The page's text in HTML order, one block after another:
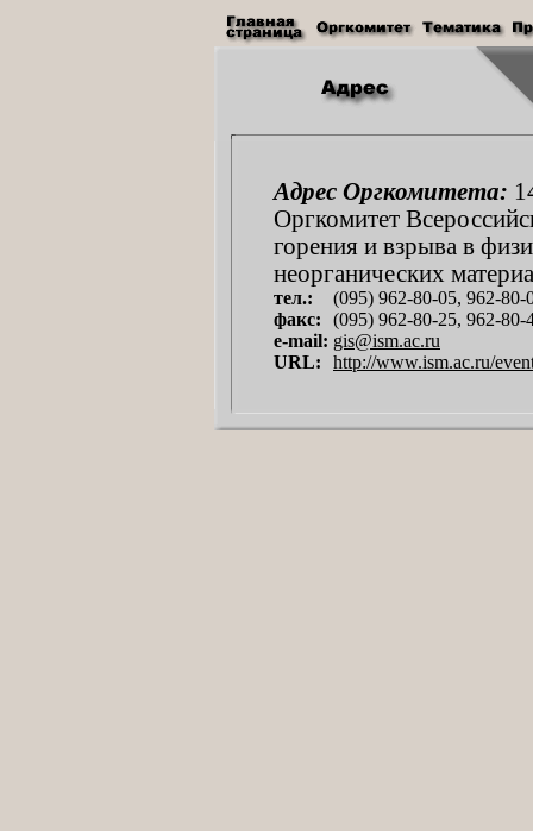
Адрес Оргкомитета:
Оргкомитет
горения и взрыва в
неорганических
тел.:
(095) 962-80-05, 962-80-
факс:
(095) 962-80-25, 962-80-
e-mail: gis@ism.ac.ru
URL:
http://www.ism.ac.ru/